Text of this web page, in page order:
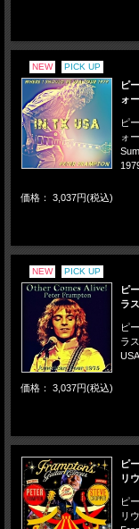
NEW PICK UP
ピ
ォ
ピ
ォ
価格： 3,037円(税込)
NEW PICK UP
ピ
ラ
ピ
ラ
価格： 3,037円(税込)
ピ
リ
ピ
リ